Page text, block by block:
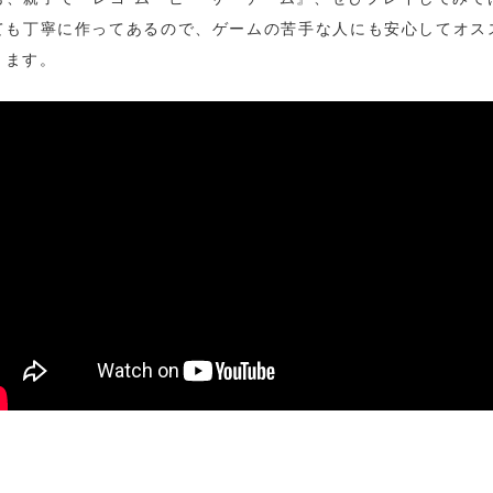
も丁寧に作ってあるので、ゲームの苦手な人にも安心してオス
す。